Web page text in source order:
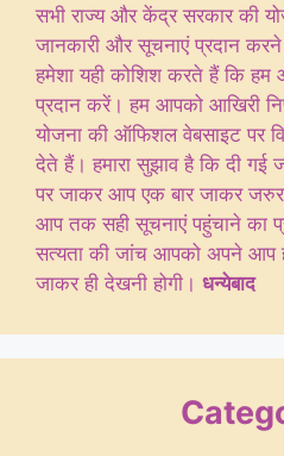
सभी राज्य और केंद्र सरकार की
जानकारी और सूचनाएं प्रदान
हमेशा यही कोशिश करते हैं कि
प्रदान करें। हम आपको आखिरी
योजना की ऑफिशल वेबसाइट पर
देते हैं। हमारा सुझाव है कि दी गई
पर जाकर आप एक बार जाकर
आप तक सही सूचनाएं पहुंचाने का
सत्यता की जांच आपको अपने आप
जाकर ही देखनी होगी। धन्येबाद